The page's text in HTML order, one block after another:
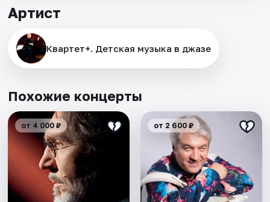
Артист
Квартет+. Детская музыка в джазе
Похожие концерты
от 4 000 ₽ от 2 600 ₽